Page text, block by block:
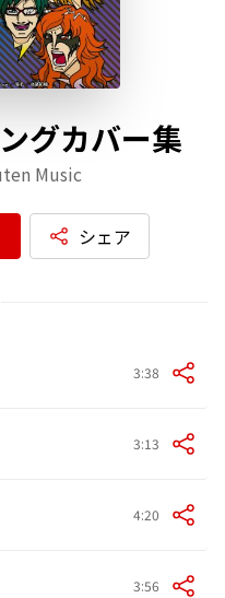
グカバー集
Music
シェア
3:38
3:13
4:20
3:56